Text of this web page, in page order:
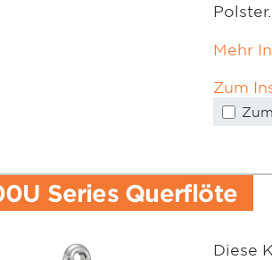
Polster.
Mehr
Zum
Series Querflöte
Diese